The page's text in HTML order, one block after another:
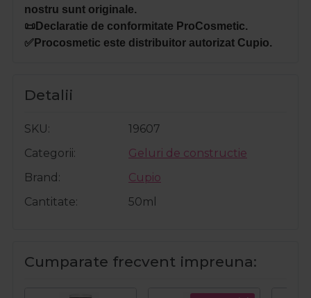
nostru sunt originale.
📜Declaratie de conformitate ProCosmetic.
✅Procosmetic este distribuitor autorizat Cupio.
Detalii
SKU
19607
Categorii
Geluri de constructie
Brand
Cupio
Cantitate
50ml
Cumparate frecvent impreuna: